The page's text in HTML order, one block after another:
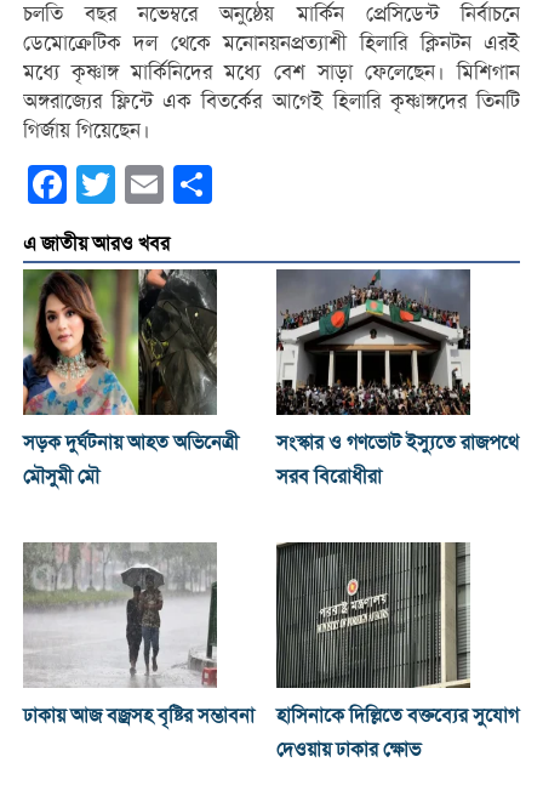
চলতি বছর নভেম্বরে অনুষ্ঠেয় মার্কিন প্রেসিডেন্ট নির্বাচনে
ডেমোক্রেটিক দল থেকে মনোনয়নপ্রত্যাশী হিলারি ক্লিনটন এরই
মধ্যে কৃষ্ণাঙ্গ মার্কিনিদের মধ্যে বেশ সাড়া ফেলেছেন। মিশিগান
অঙ্গরাজ্যের ফ্লিন্টে এক বিতর্কের আগেই হিলারি কৃষ্ণাঙ্গদের তিনটি
গির্জায় গিয়েছেন।
Facebook
Twitter Email
এ জাতীয় আরও খবর
সড়ক দুর্ঘটনায় আহত অভিনেত্রী
মৌসুমী মৌ
সংস্কার ও গণভোট ইস্যুতে রাজপথে
সরব বিরোধীরা
ঢাকায় আজ বজ্রসহ বৃষ্টির সম্ভাবনা
হাসিনাকে দিল্লিতে বক্তব্যের সুযোগ
দেওয়ায় ঢাকার ক্ষোভ